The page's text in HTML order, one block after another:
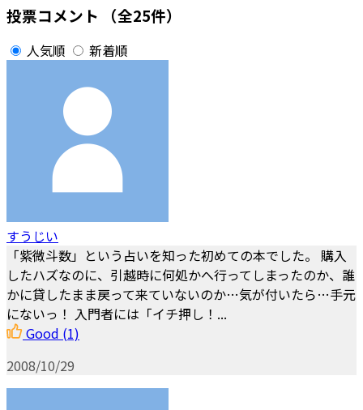
投票コメント （全25件）
人気順 新着順
すうじい
「紫微斗数」という占いを知った初めての本でした。 購入
したハズなのに、引越時に何処かへ行ってしまったのか、誰
かに貸したまま戻って来ていないのか…気が付いたら…手元
にないっ！ 入門者には「イチ押し！...
Good (1)
2008/10/29